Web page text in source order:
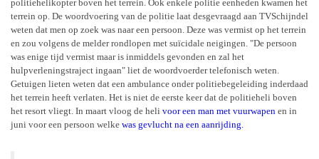
politiehelikopter boven het terrein. Ook enkele politie eenheden kwamen het
terrein op. De woordvoering van de politie laat desgevraagd aan TVSchijndel
weten dat men op zoek was naar een persoon. Deze was vermist op het terrein
en zou volgens de melder rondlopen met suïcidale neigingen. "De persoon
was enige tijd vermist maar is inmiddels gevonden en zal het
hulpverleningstraject ingaan" liet de woordvoerder telefonisch weten.
Getuigen lieten weten dat een ambulance onder politiebegeleiding inderdaad
het terrein heeft verlaten. Het is niet de eerste keer dat de politieheli boven
het resort vliegt. In maart vloog de heli voor een man met vuurwapen en in
juni voor een persoon welke was gevlucht na een aanrijding.